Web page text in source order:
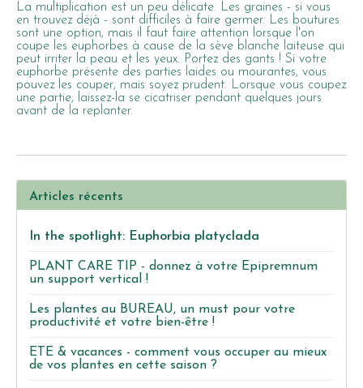
La multiplication est un peu délicate. Les graines - si vous
en trouvez déjà - sont difficiles à faire germer. Les boutures
sont une option, mais il faut faire attention lorsque l'on
coupe les euphorbes à cause de la sève blanche laiteuse qui
peut irriter la peau et les yeux. Portez des gants ! Si votre
euphorbe présente des parties laides ou mourantes, vous
pouvez les couper, mais soyez prudent. Lorsque vous coupez
une partie, laissez-la se cicatriser pendant quelques jours
avant de la replanter.
Articles récents
In the spotlight: Euphorbia platyclada
PLANT CARE TIP - donnez à votre Epipremnum
un support vertical !
Les plantes au BUREAU, un must pour votre
productivité et votre bien-être !
ETE & vacances - comment vous occuper au mieux
de vos plantes en cette saison ?